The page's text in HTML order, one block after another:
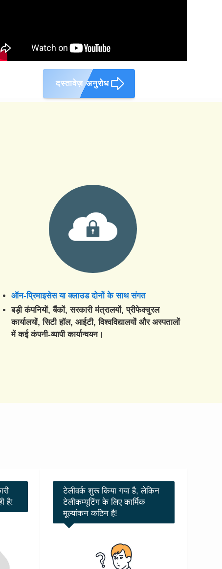
दस्तावेज़ अनुरोध
ऑन-प्रिमाइसेस या क्लाउड दोनों के साथ संगत
बड़ी कंपनियों, बैंकों, सरकारी मंत्रालयों, प्रीफेक्चुरल
कार्यालयों, सिटी हॉल, आईटी, विश्वविद्यालयों और अस्पतालों
में कई कंपनी-व्यापी कार्यान्वयन।
है!
टेलीवर्क शुरू किया गया है, लेकिन
टेलीकम्यूटिंग के लिए कार्मिक
मूल्यांकन कठिन है!